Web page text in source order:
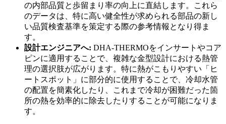
の内部品質と歩留まり率の向上に直結します。これら
のデータは、特に高い健全性が求められる部品の新し
い品質検査基準を策定する際の参考情報となり得ま
す。
設計エンジニアへ: DHA-THERMOをインサートやコア
ピンに適用することで、複雑な金型設計における熱管
理の選択肢が広がります。特に熱がこもりやすい「ヒ
ートスポット」に部分的に使用することで、冷却水管
の配置を簡素化したり、これまで冷却が困難だった箇
所の熱を効率的に除去したりすることが可能になりま
す。